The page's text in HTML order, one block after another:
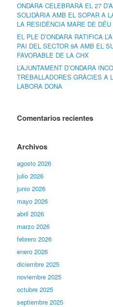
ONDARA CELEBRARÀ EL 27
SOLIDÀRIA AMB EL SOPAR A
LA RESIDÈNCIA MARE DE
EL PLE D’ONDARA RATIFICA
PAI DEL SECTOR 9A AMB EL
FAVORABLE DE LA CHX
L’AJUNTAMENT D’ONDARA
TREBALLADORES GRÀCIES A
LABORA DONA
Comentarios recientes
Archivos
agosto 2026
julio 2026
junio 2026
mayo 2026
abril 2026
marzo 2026
febrero 2026
enero 2026
diciembre 2025
noviembre 2025
octubre 2025
septiembre 2025